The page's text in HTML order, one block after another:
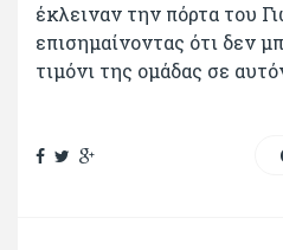
έκλειναν την πόρτα του
επισημαίνοντας ότι δεν
τιμόνι της ομάδας σε